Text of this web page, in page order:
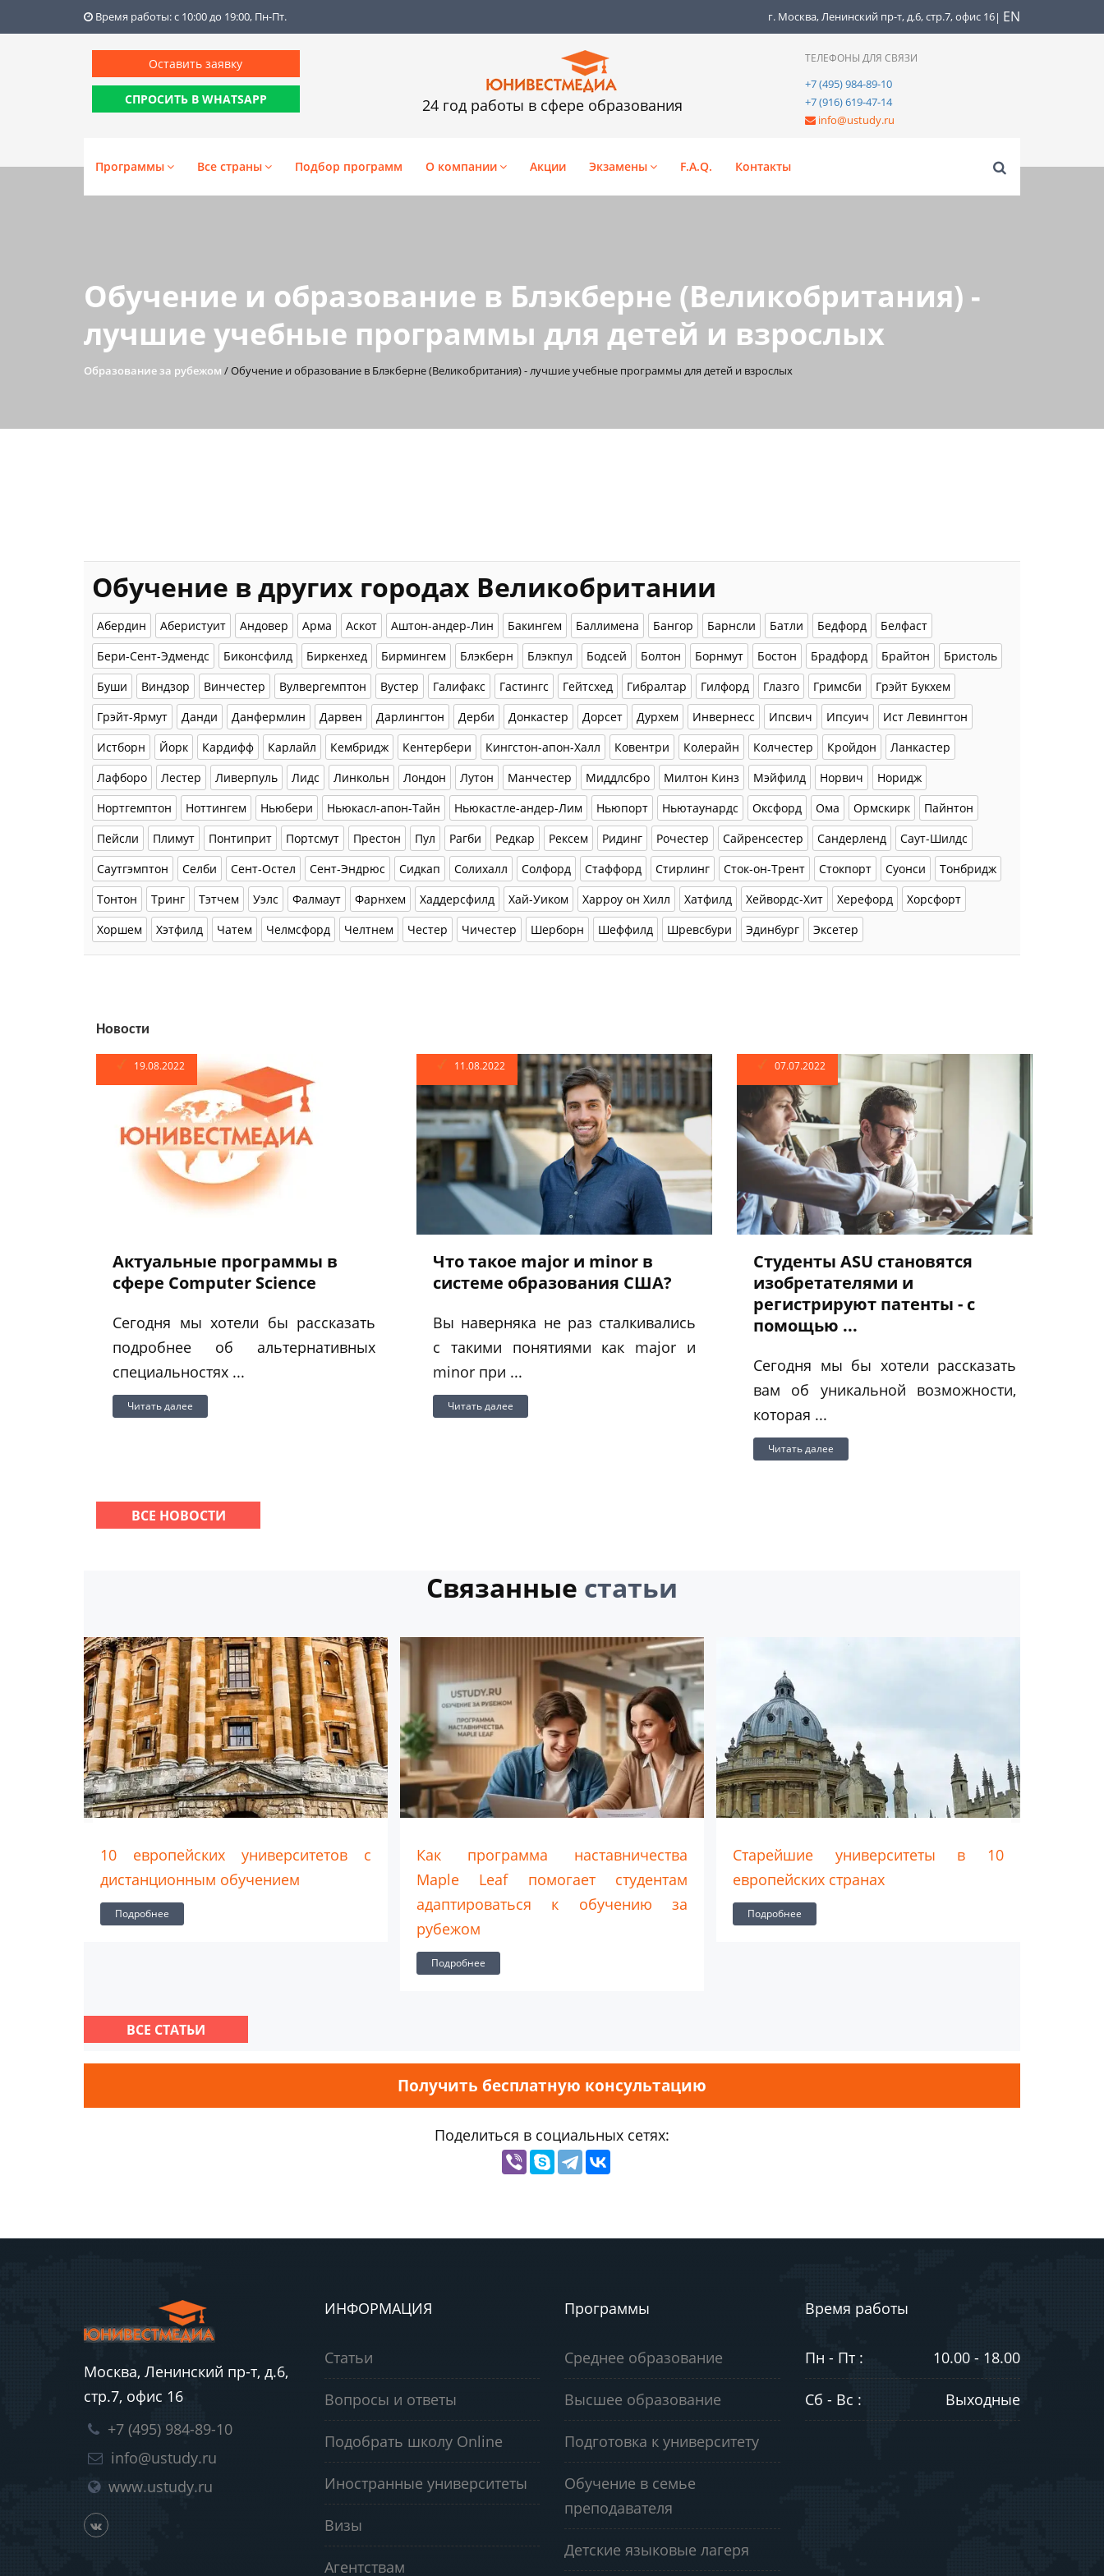
Время работы: с 10:00 до 19:00, Пн-Пт. г. Москва, Ленинский пр-т, д.6, стр.7, офис 16| EN
Оставить заявку
СПРОСИТЬ В WHATSAPP 24 год работы в сфере образования
ТЕЛЕФОНЫ ДЛЯ СВЯЗИ
+7 (495) 984-89-10
+7 (916) 619-47-14
info@ustudy.ru
Программы Все страны Подбор программ О компании Акции Экзамены F.A.Q. Контакты
Обучение и образование в Блэкберне (Великобритания) -
лучшие учебные программы для детей и взрослых
Образование за рубежом /Обучение и образование в Блэкберне (Великобритания) - лучшие учебные программы для детей и взрослых
Обучение в других городах Великобритании
Абердин Аберистуит Андовер Арма Аскот Аштон-андер-Лин Бакингем Баллимена Бангор Барнсли Батли Бедфорд
Белфаст
Бери-Сент-Эдмендс
Биконсфилд Биркенхед Бирмингем Блэкберн Блэкпул Бодсей Болтон Борнмут Бостон Брадфорд Брайтон
Бристоль
Буши
Виндзор Винчестер Вулвергемптон Вустер Галифакс Гастингс Гейтсхед Гибралтар Гилфорд Глазго Гримсби
Грэйт Букхем
Грэйт-Ярмут
Данди Данфермлин Дарвен Дарлингтон Дерби Донкастер Дорсет Дурхем Инвернесс Ипсвич Ипсуич
Ист Левингтон
Истборн
Йорк Кардифф Карлайл Кембридж Кентербери Кингстон-апон-Халл Ковентри Колерайн Колчестер Кройдон
Ланкастер
Лафборо
Лестер Ливерпуль Лидс Линкольн Лондон Лутон Манчестер Миддлсбро Милтон Кинз Мэйфилд Норвич
Норидж
Нортгемптон
Ноттингем Ньюбери Ньюкасл-апон-Тайн Ньюкастле-андер-Лим Ньюпорт Ньютаунардс Оксфорд Ома Ормскирк
Пайнтон
Пейсли
Плимут Понтиприт Портсмут Престон Пул Рагби Редкар Рексем Ридинг Рочестер Сайренсестер Сандерленд
Саут-Шилдс
Саутгэмптон
Селби Сент-Остел Сент-Эндрюс Сидкап Солихалл Солфорд Стаффорд Стирлинг Сток-он-Трент Стокпорт Суонси
Тонбридж
Тонтон
Тринг Тэтчем Уэлс Фалмаут Фарнхем Хаддерсфилд Хай-Уиком Харроу он Хилл Хатфилд Хейвордс-Хит Херефорд
Хорсфорт
Хоршем
Хэтфилд Чатем Челмсфорд Челтнем Честер Чичестер Шерборн Шеффилд Шревсбури Эдинбург Эксетер
Новости
19.08.2022
Актуальные программы в
сфере Computer Science
Сегодня мы хотели бы рассказать
подробнее об альтернативных
специальностях ...
Читать далее
11.08.2022
Что такое major и minor в
системе образования США?
Вы наверняка не раз сталкивались
с такими понятиями как major и
minor при ...
Читать далее
07.07.2022
Студенты ASU становятся
изобретателями и
регистрируют патенты - с
помощью ...
Сегодня мы бы хотели рассказать
вам об уникальной возможности,
которая ...
Читать далее
ВСЕ НОВОСТИ
Связанные статьи
10 европейских университетов с
дистанционным обучением
Подробнее
Как программа наставничества
Maple Leaf помогает студентам
адаптироваться к обучению за
рубежом
Подробнее
Старейшие университеты в 10
европейских странах
Подробнее
ВСЕ СТАТЬИ
Получить бесплатную консультацию
Поделиться в социальных сетях:
Москва, Ленинский пр-т, д.6,
стр.7, офис 16
+7 (495) 984-89-10
info@ustudy.ru
www.ustudy.ru
ИНФОРМАЦИЯ
Статьи
Вопросы и ответы
Подобрать школу Online
Иностранные университеты
Визы
Агентствам
Программы
Среднее образование
Высшее образование
Подготовка к университету
Обучение в семье
преподавателя
Детские языковые лагеря
Время работы
Пн - Пт : 10.00 - 18.00
Сб - Вс : Выходные